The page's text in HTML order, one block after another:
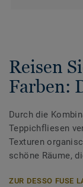
Reisen
Farben:
Durch die
Teppichfliesen
Texturen
schöne Räume,
ZUR DESSO FUSE